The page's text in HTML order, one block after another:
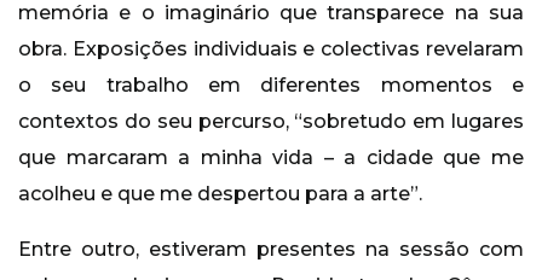
memória e o imaginário que transparece na sua
obra. Exposições individuais e colectivas revelaram
o seu trabalho em diferentes momentos e
contextos do seu percurso, “sobretudo em lugares
que marcaram a minha vida – a cidade que me
acolheu e que me despertou para a arte”.
Entre outro, estiveram presentes na sessão com